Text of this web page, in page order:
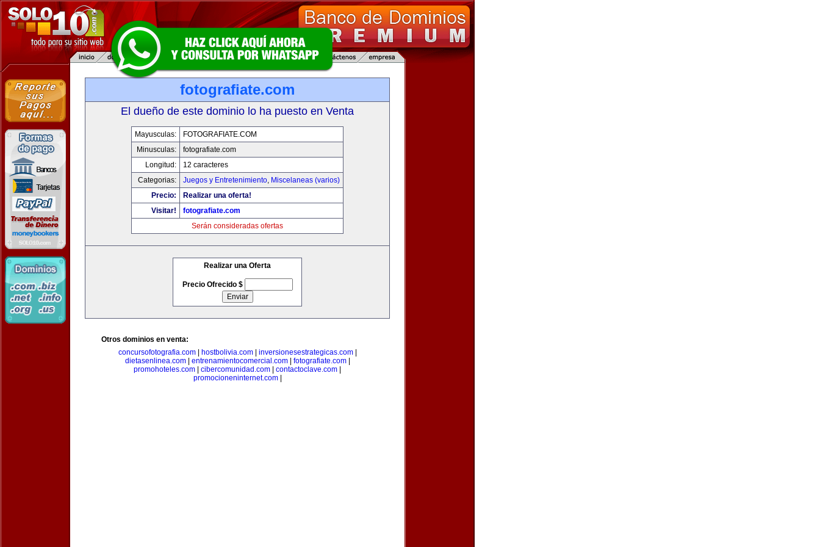
fotografiate.com
El dueño de este dominio lo ha puesto en Venta
Mayusculas:
FOTOGRAFIATE.COM
Minusculas:
fotografiate.com
Longitud:
12 caracteres
Categorias:
Juegos y Entretenimiento, Miscelaneas (varios)
Precio:
Realizar una oferta!
Visitar!
fotografiate.com
Serán consideradas ofertas
Realizar una Oferta
Precio Ofrecido $
Otros dominios en venta:
concursofotografia.com| hostbolivia.com| inversionesestrategicas.com|
dietasenlinea.com| entrenamientocomercial.com| fotografiate.com|
promohoteles.com
cibercomunidad.com contactoclave.com
promocioneninternet.com|